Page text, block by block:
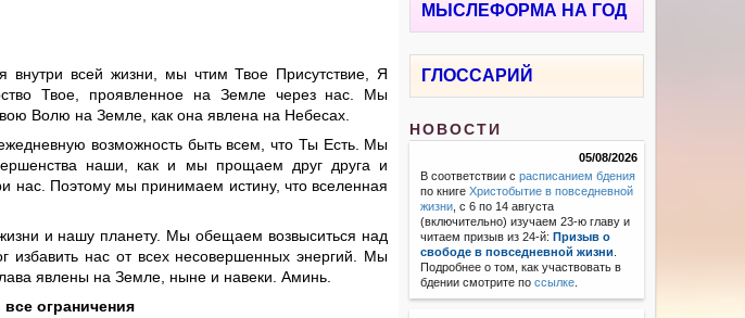
всей жизни, мы чтим Твое Присутствие, Я
Твое, проявленное на Земле через нас. Мы
Волю на Земле, как она явлена на Небесах.
возможность быть всем, что Ты Есть. Мы
наши, как и мы прощаем друг друга и
Поэтому мы принимаем истину, что вселенная
и нашу планету. Мы обещаем возвыситься над
избавить нас от всех несовершенных энергий. Мы
явлены на Земле, ныне и навеки. Аминь.
ограничения
МЫСЛЕФОРМА НА ГОД
ГЛОССАРИЙ
НОВОСТИ
05/08/2026
В соответствии срасписанием бдения
по книгеХристобытие в повседневной
жизни , с 6 по 14 августа
(включительно) изучаем 23-ю главу и
читаем призыв из 24-й: Призыв о
свободе в повседневной жизни
Подробнее о том, как участвовать в
бдении смотрите поссылке